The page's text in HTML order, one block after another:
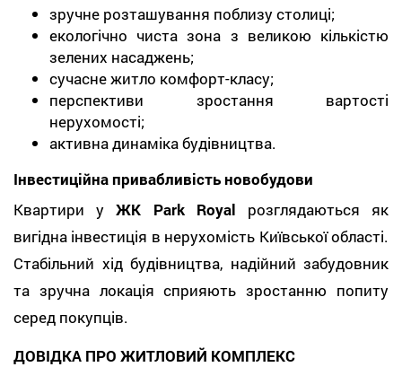
зручне розташування поблизу столиці;
екологічно чиста зона з великою кількістю
зелених насаджень;
сучасне житло комфорт-класу;
перспективи зростання вартості
нерухомості;
активна динаміка будівництва.
Інвестиційна привабливість новобудови
Квартири уЖК Park Royal розглядаються як
вигідна інвестиція в нерухомість Київської області.
Стабільний хід будівництва, надійний забудовник
та зручна локація сприяють зростанню попиту
серед покупців.
ДОВІДКА ПРО ЖИТЛОВИЙ КОМПЛЕКС